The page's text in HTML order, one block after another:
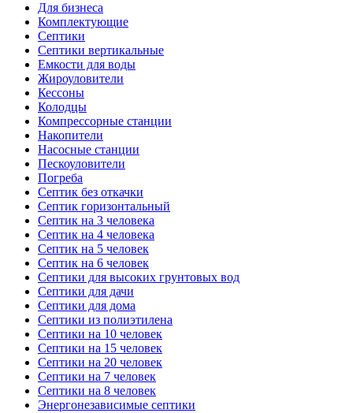
Для бизнеса
Комплектующие
Септики
Септики вертикальные
Емкости для воды
Жироуловители
Кессоны
Колодцы
Компрессорные станции
Накопители
Насосные станции
Пескоуловители
Погреба
Септик без откачки
Септик горизонтальный
Септик на 3 человека
Септик на 4 человека
Септик на 5 человек
Септик на 6 человек
Септики для высоких грунтовых вод
Септики для дачи
Септики для дома
Септики из полиэтилена
Септики на 10 человек
Септики на 15 человек
Септики на 20 человек
Септики на 7 человек
Септики на 8 человек
Энергонезависимые септики